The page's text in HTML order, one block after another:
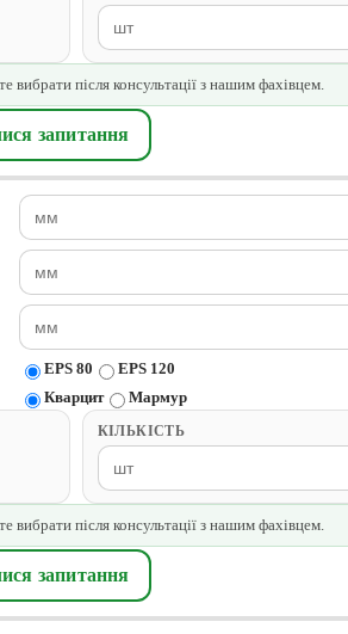
після консультації з нашим фахівцем.
запитання
EPS 80
EPS 120
Кварцит Мармур
КІЛЬКІСТЬ
після консультації з нашим фахівцем.
запитання